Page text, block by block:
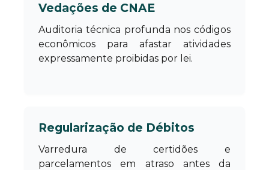
Vedações de CNAE
Auditoria técnica profunda nos códigos
econômicos para afastar atividades
expressamente proibidas por lei.
Regularização de Débitos
Varredura de certidões e
parcelamentos em atraso antes da